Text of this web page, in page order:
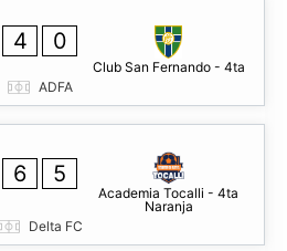
4 0
Club San Fernando - 4ta
ADFA
6 5
Academia Tocalli - 4ta
Naranja
Delta FC